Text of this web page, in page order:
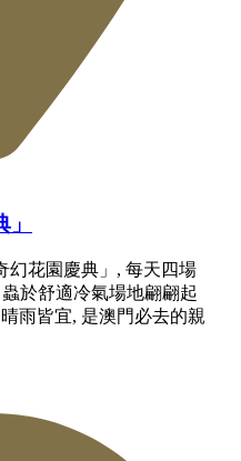
幻花園慶典」, 每天四場
於舒適冷氣場地翩翩起
雨皆宜, 是澳門必去的親